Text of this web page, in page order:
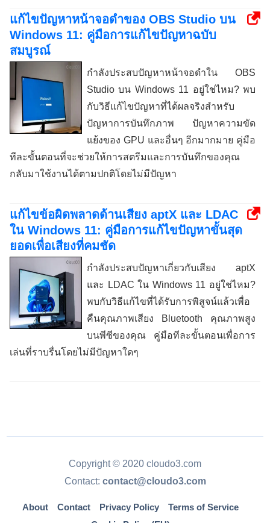
แก้ไขปัญหาหน้าจอดำของ OBS Studio บน
Windows 11: คู่มือการแก้ไขปัญหาฉบับ
สมบูรณ์
กำลังประสบปัญหาหน้าจอดำใน OBS
Studio บน Windows 11 อยู่ใช่ไหม? พบ
กับวิธีแก้ไขปัญหาที่ได้ผลจริงสำหรับ
ปัญหาการบันทึกภาพ ปัญหาความขัด
แย้งของ GPU และอื่นๆ อีกมากมาย คู่มือ
ทีละขั้นตอนที่จะช่วยให้การสตรีมและการบันทึกของคุณ
กลับมาใช้งานได้ตามปกติโดยไม่มีปัญหา
แก้ไขข้อผิดพลาดด้านเสียง aptX และ LDAC
ใน Windows 11: คู่มือการแก้ไขปัญหาขั้นสุด
ยอดเพื่อเสียงที่คมชัด
กำลังประสบปัญหาเกี่ยวกับเสียง aptX
และ LDAC ใน Windows 11 อยู่ใช่ไหม?
พบกับวิธีแก้ไขที่ได้รับการพิสูจน์แล้วเพื่อ
คืนคุณภาพเสียง Bluetooth คุณภาพสูง
บนพีซีของคุณ คู่มือทีละขั้นตอนเพื่อการ
เล่นที่ราบรื่นโดยไม่มีปัญหาใดๆ
Copyright © 2020 cloudo3.com
Contact: contact@cloudo3.com
About Contact Privacy Policy
Terms of Service